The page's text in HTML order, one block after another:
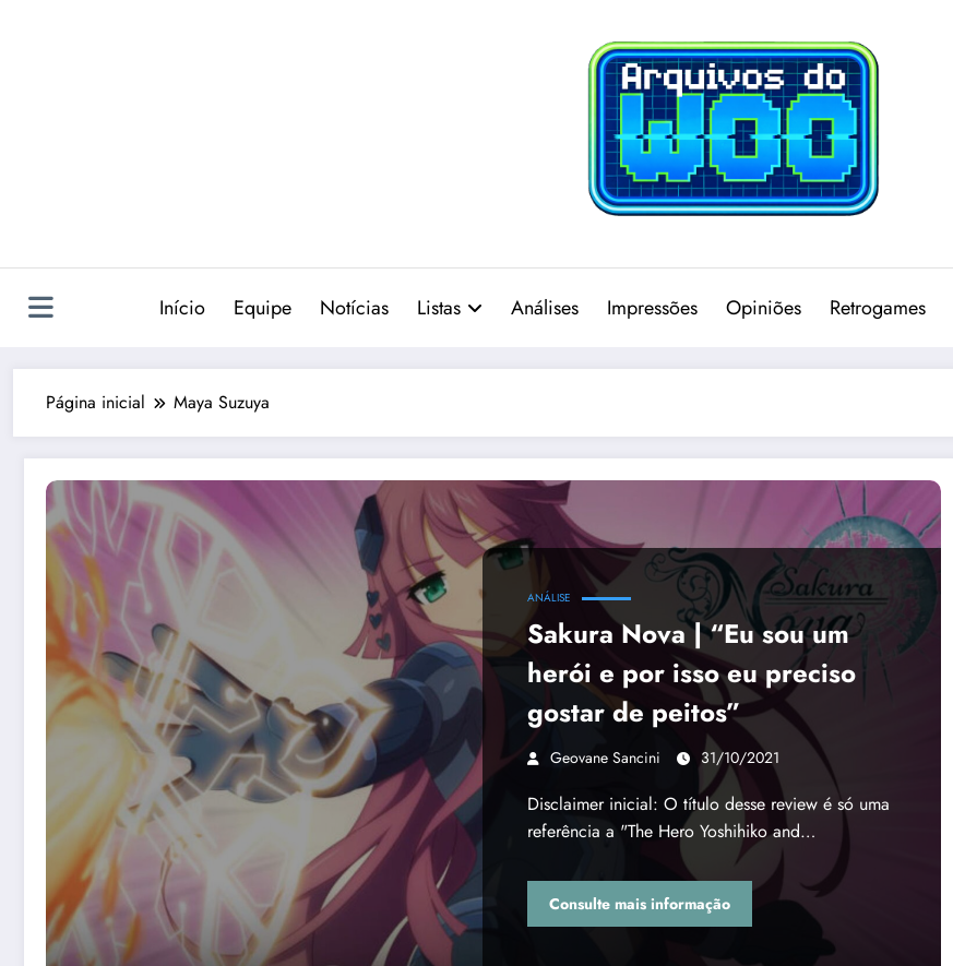
Início Equipe Notícias Listas Análises Impressões Opiniões Retrogames
Página inicial Maya Suzuya
ANÁLISE
Sakura Nova | “Eu sou um
herói e por isso eu preciso
gostar de peitos”
Geovane Sancini 31/10/2021
Disclaimer inicial: O título desse review é só uma
referência a "The Hero Yoshihiko and…
Consulte mais informação